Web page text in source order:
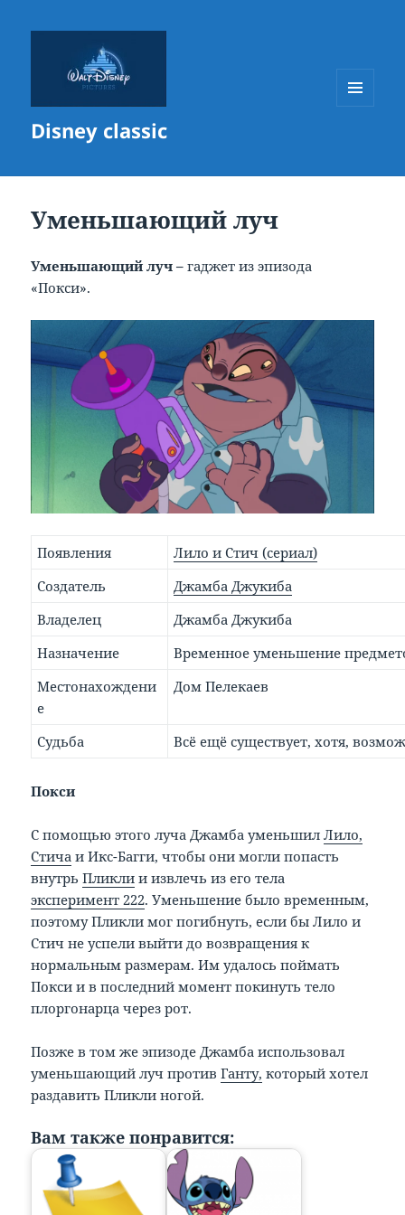
Disney classic
Уменьшающий луч
Уменьшающий луч –гаджет из эпизода
«Покси».
Появления
Лило и Стич (сериал)
Создатель
Джамба Джукиба
Владелец
Джамба Джукиба
Назначение
Временное уменьшение
Местонахождени
е
Дом Пелекаев
Судьба Всё ещё существует, хотя,
Покси
С помощью этого луча Джамба уменьшилЛило,
Стича и Икс-Багги, чтобы они могли попасть
внутрьПликли и извлечь из его тела
эксперимент 222. Уменьшение было временным,
поэтому Пликли мог погибнуть, если бы Лило и
Стич не успели выйти до возвращения к
нормальным размерам. Им удалось поймать
Покси и в последний момент покинуть тело
плоргонарца через рот.
Позже в том же эпизоде Джамба использовал
уменьшающий луч противГанту, который хотел
раздавить Пликли ногой.
Вам также понравится: